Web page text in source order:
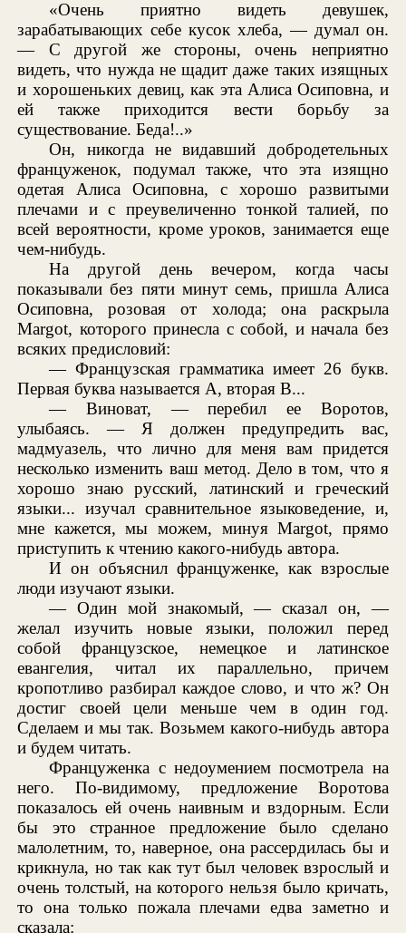
«Очень приятно видеть девушек,
зарабатывающих себе кусок хлеба, — думал он.
— С другой же стороны, очень неприятно
видеть, что нужда не щадит даже таких изящных
и хорошеньких девиц, как эта Алиса Осиповна, и
ей также приходится вести борьбу за
существование. Беда!..»
Он, никогда не видавший добродетельных
француженок, подумал также, что эта изящно
одетая Алиса Осиповна, с хорошо развитыми
плечами и с преувеличенно тонкой талией, по
всей вероятности, кроме уроков, занимается еще
чем-нибудь.
На другой день вечером, когда часы
показывали без пяти минут семь, пришла Алиса
Осиповна, розовая от холода; она раскрыла
Margot, которого принесла с собой, и начала без
всяких предисловий:
— Французская грамматика имеет 26 букв.
Первая буква называется A, вторая B...
— Виноват, — перебил ее Воротов,
улыбаясь. — Я должен предупредить вас,
мадмуазель, что лично для меня вам придется
несколько изменить ваш метод. Дело в том, что я
хорошо знаю русский, латинский и греческий
языки... изучал сравнительное языковедение, и,
мне кажется, мы можем, минуя Margot, прямо
приступить к чтению какого-нибудь автора.
И он объяснил француженке, как взрослые
люди изучают языки.
— Один мой знакомый, — сказал он, —
желал изучить новые языки, положил перед
собой французское, немецкое и латинское
евангелия, читал их параллельно, причем
кропотливо разбирал каждое слово, и что ж? Он
достиг своей цели меньше чем в один год.
Сделаем и мы так. Возьмем какого-нибудь автора
и будем читать.
Француженка с недоумением посмотрела на
него. По-видимому, предложение Воротова
показалось ей очень наивным и вздорным. Если
бы это странное предложение было сделано
малолетним, то, наверное, она рассердилась бы и
крикнула, но так как тут был человек взрослый и
очень толстый, на которого нельзя было кричать,
то она только пожала плечами едва заметно и
сказала: